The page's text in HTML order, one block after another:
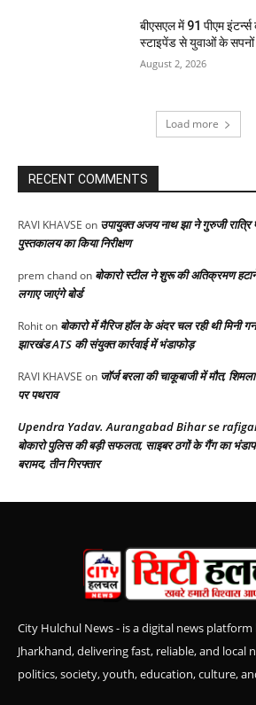
बीएसएल में 91 पीएम
स्टाइपेंड से युवाओं के सपनों
August 2, 2026
Load more
RECENT COMMENTS
RAVI KHAVSE on उपायुक्त अजय नाथ झा ने गुरुजी रात्रि
पुस्तकालय का किया निरीक्षण
prem chandon बोकारो स्टील ने शुरू की अतिक्रमण
लगाए जाएंगे बोर्ड
Rohiton बोकारो में मैरिज हॉल के अंदर चल रही थी मिनी
झारखंड ATS की संयुक्त कार्रवाई में भंडाफोड़
RAVI KHAVSE on जॉर्ज बरला की चाकूबाजी में मौत,
पर पथराव
Upendra Yadav. Aurangabad Bihar se
बोकारो पुलिस की बड़ी सफलता, साइबर ठगों के गैंग का
बरामद, तीन गिरफ्तार
City Hulchul News - is a digital news
Jharkhand, delivering fast, reliable, and local
politics, society, youth, education, culture,